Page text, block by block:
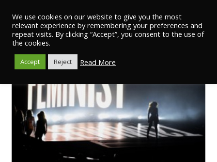
We use cookies on our website to give you the most
relevant experience by remembering your preferences and
repeat visits. By clicking “Accept”, you consent to the use of
the cookies.
Accept Reject Read More